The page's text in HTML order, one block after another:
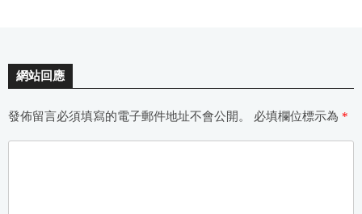
網站回應
發佈留言必須填寫的電子郵件地址不會公開。 必填欄位標示為 *